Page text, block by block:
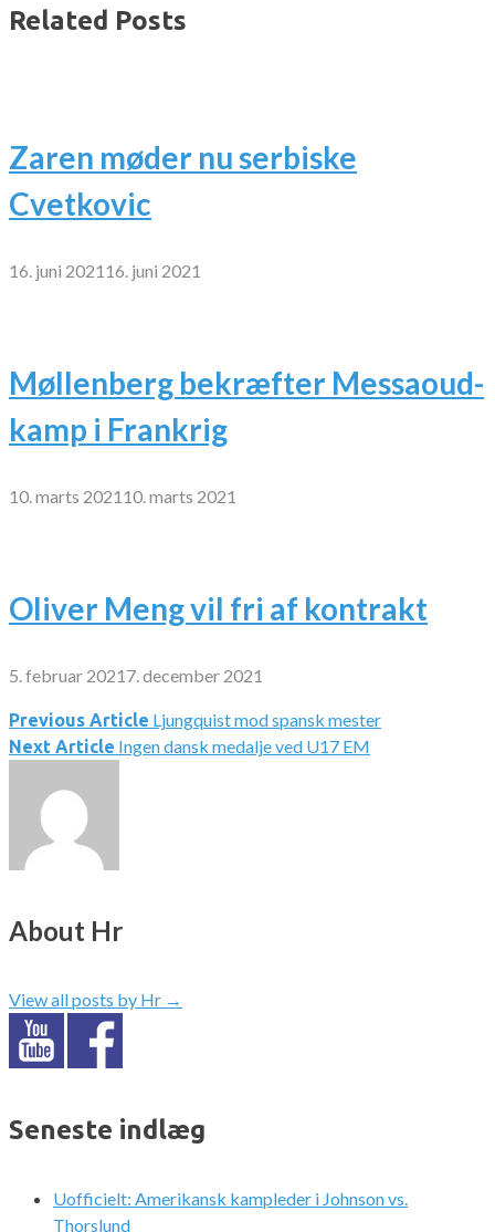
Related Posts
Zaren møder nu serbiske
Cvetkovic
16. juni 2021 16. juni 2021
Møllenberg bekræfter Messaoud-
kamp i Frankrig
10. marts 2021 10. marts 2021
Oliver Meng vil fri af kontrakt
5. februar 2021 7. december 2021
Indlægsnavigation
Previous Article Ljungquist mod spansk mester
Next Article Ingen dansk medalje ved U17 EM
About Hr
View all posts by Hr →
Seneste indlæg
Uofficielt: Amerikansk kampleder i Johnson vs.
Thorslund